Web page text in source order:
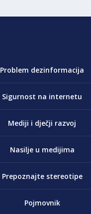
Problem dezinformacija
Sigurnost na internetu
Mediji i dječji razvoj
Nasilje u medijima
Prepoznajte stereotipe
Pojmovnik